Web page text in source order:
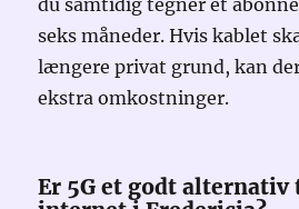
seks måneder. Hvis kablet
længere privat grund, kan
ekstra omkostninger.
Er 5G et godt